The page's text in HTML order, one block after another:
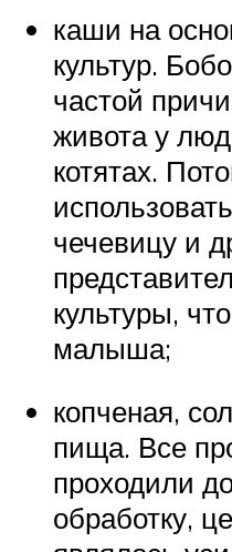
каши на
культур.
частой
живота у
котятах.
чечевицу и
культуры,
малыша;
копченая,
пища. Все
проходили
обработку,